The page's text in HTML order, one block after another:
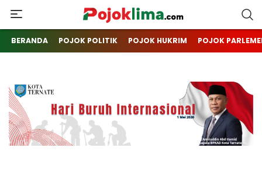
pojoklima.com
Mojokin
BERANDA POJOK POLITIK POJOK HUKRIM POJOK